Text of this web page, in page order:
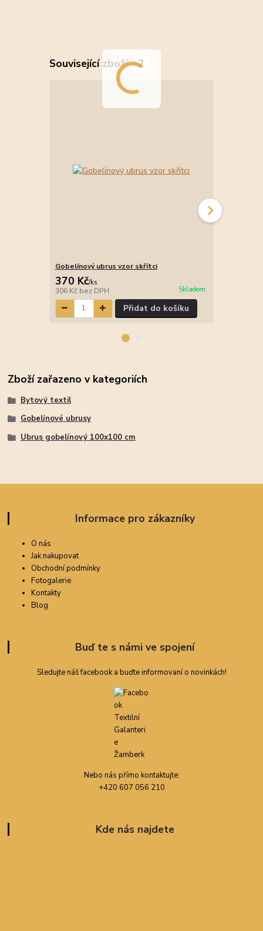
Související zboží 2
Gobelínový ubrus vzor skřítci
370 Kč/ks
306 Kč bez DPH Skladem
Přidat do košíku
Zboží zařazeno v kategoriích
Bytový textil
Gobelínové ubrusy
Ubrus gobelínový 100x100 cm
Informace pro zákazníky
O nás
Jak nakupovat
Obchodní podmínky
Fotogalerie
Kontakty
Blog
Buď te s námi ve spojení
Sledujte náš facebook a buďte informovaní o novinkách!
Nebo nás přímo kontaktujte:
+420 607 056 210
Kde nás najdete